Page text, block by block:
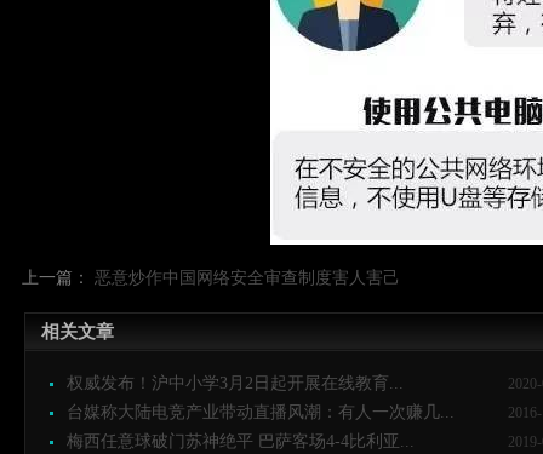
上一篇： 恶意炒作中国网络安全审查制度害人害己
相关文章
权威发布！沪中小学3月2日起开展在线教育...
台媒称大陆电竞产业带动直播风潮：有人一次赚几...
梅西任意球破门苏神绝平 巴萨客场4-4比利亚...